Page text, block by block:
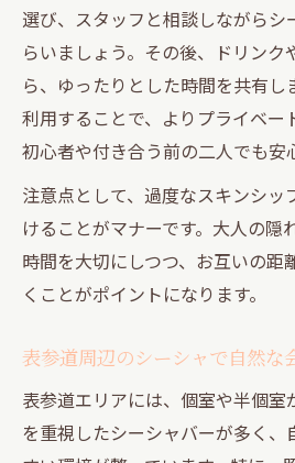
選び、スタッフと相談しながらシ
らいましょう。その後、ドリンク
ら、ゆったりとした時間を共有し
利用することで、よりプライベー
初心者や付き合う前の二人でも安
注意点として、過度なスキンシッ
けることがマナーです。大人の隠
時間を大切にしつつ、お互いの距
くことがポイントになります。
表参道周辺のシーシャで自然な
表参道エリアには、個室や半個
を重視したシーシャバーが多く、